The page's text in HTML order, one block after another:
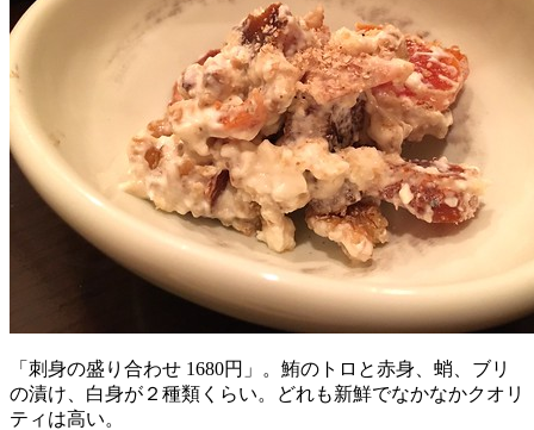
「刺身の盛り合わせ 1680円」。鮪のトロと赤身、蛸、ブリ
の漬け、白身が２種類くらい。どれも新鮮でなかなかクオリ
ティは高い。